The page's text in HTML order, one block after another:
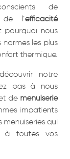
de
de l’efficacité
pourquoi nous
les plus
thermique.
notre
pas à nous
de menuiserie
impatients
qui
à toutes vos